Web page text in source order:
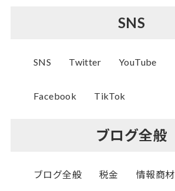
SNS
SNS Twitter YouTube
Facebook TikTok
ブログ全般
ブログ全般 税金 情報商